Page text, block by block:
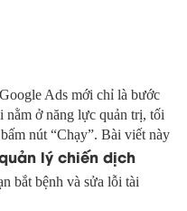
Ads mới chỉ là bước
nằm ở năng lực quản trị, tối
nút “Chạy”. Bài viết này
lý chiến dịch
bắt bệnh và sửa lỗi tài